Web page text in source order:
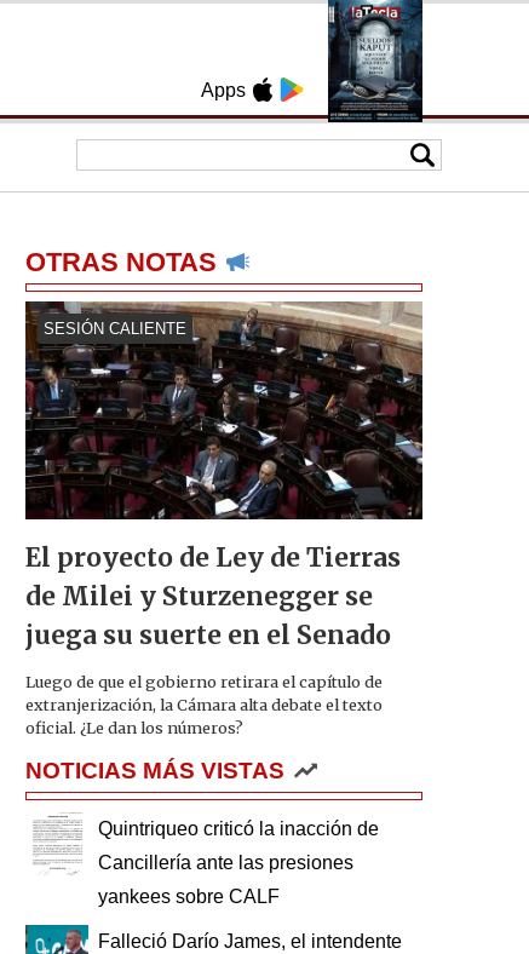
Apps
OTRAS NOTAS
SESIÓN CALIENTE
El proyecto de Ley de Tierras
de Milei y Sturzenegger se
juega su suerte en el Senado
Luego de que el gobierno retirara el capítulo de
extranjerización, la Cámara alta debate el texto
oficial. ¿Le dan los números?
NOTICIAS MÁS VISTAS
Quintriqueo criticó la inacción de
Cancillería ante las presiones
yankees sobre CALF
Falleció Darío James, el intendente